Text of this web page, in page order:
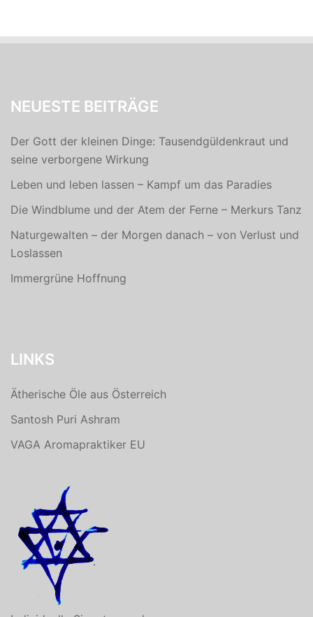
NEUESTE BEITRÄGE
Der Gott der kleinen Dinge: Tausendgüldenkraut und
seine verborgene Wirkung
Leben und leben lassen – Kampf um das Paradies
Die Windblume und der Atem der Ferne – Merkurs Tanz
Naturgewalten – der Morgen danach – von Verlust und
Loslassen
Immergrüne Hoffnung
LINKS
Ätherische Öle aus Österreich
Santosh Puri Ashram
VAGA Aromapraktiker EU